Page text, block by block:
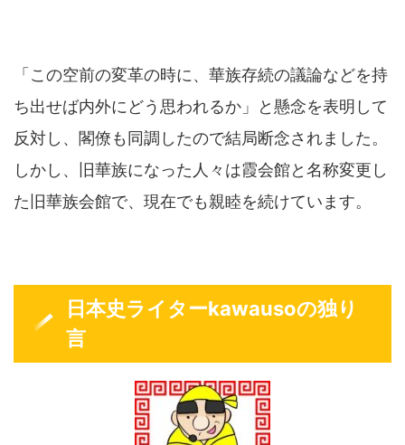
「この空前の変革の時に、華族存続の議論などを持
ち出せば内外にどう思われるか」と懸念を表明して
反対し、閣僚も同調したので結局断念されました。
しかし、旧華族になった人々は霞会館と名称変更し
た旧華族会館で、現在でも親睦を続けています。
日本史ライターkawausoの独り
言